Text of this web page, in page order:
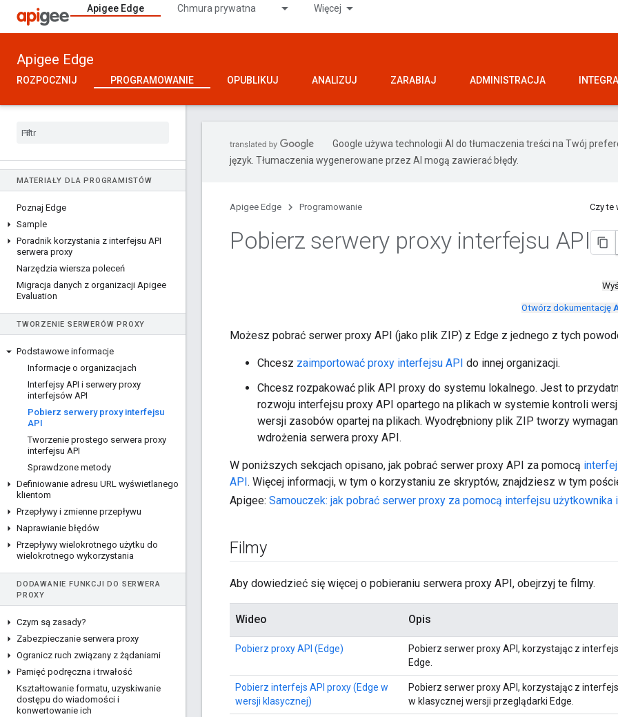
Apigee Edge Chmura prywatna Więcej
Apigee Edge
ROZPOCZNIJ PROGRAMOWANIE OPUBLIKUJ ANALIZUJ ZARABIAJ ADMINISTRACJA
MATERIAŁY DLA PROGRAMISTÓW
Poznaj Edge
Sample
Poradnik korzystania z interfejsu API
serwera proxy
Narzędzia wiersza poleceń
Migracja danych z organizacji Apigee
Evaluation
TWORZENIE SERWERÓW PROXY
Podstawowe informacje
Informacje o organizacjach
Interfejsy API i serwery proxy
interfejsów API
Pobierz serwery proxy interfejsu
API
Tworzenie prostego serwera proxy
interfejsu API
Sprawdzone metody
Definiowanie adresu URL wyświetlanego
klientom
Przepływy i zmienne przepływu
Naprawianie błędów
Przepływy wielokrotnego użytku do
wielokrotnego wykorzystania
DODAWANIE FUNKCJI DO SERWERA
PROXY
Czym są zasady?
Zabezpieczanie serwera proxy
Ogranicz ruch związany z żądaniami
Pamięć podręczna i trwałość
Kształtowanie formatu, uzyskiwanie
dostępu do wiadomości i
konwertowanie ich
Google używa technologii AI do tłumaczenia treści na Twój
język. Tłumaczenia wygenerowane przez AI mogą zawierać błędy.
Apigee Edge Programowanie Czy te
Pobierz serwery proxy interfejsu API
Otwórz dokumentację
Możesz pobrać serwer proxy API (jako plik ZIP) z Edge z jednego z tych
Chcesz zaimportować proxy interfejsu API do innej organizacji.
Chcesz rozpakować plik API proxy do systemu lokalnego. Jest to
rozwoju interfejsu proxy API opartego na plikach w systemie kontroli
wersji zasobów opartej na plikach. Wyodrębniony plik ZIP tworzy
wdrożenia serwera proxy API.
W poniższych sekcjach opisano, jak pobrać serwer proxy API za pomocą
API. Więcej informacji, w tym o korzystaniu ze skryptów, znajdziesz w tym
Apigee: Samouczek: jak pobrać serwer proxy za pomocą interfejsu
Filmy
Aby dowiedzieć się więcej o pobieraniu serwera proxy API, obejrzyj te filmy.
Wideo Opis
Pobierz proxy API (Edge)
Pobierz serwer proxy API, korzystając z
Edge.
Pobierz interfejs API proxy (Edge w
wersji klasycznej)
Pobierz serwer proxy API, korzystając z
w klasycznej wersji przeglądarki Edge.